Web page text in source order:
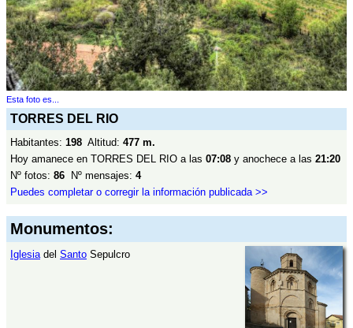
Esta foto es...
TORRES DEL RIO
Habitantes: 198 Altitud: 477 m.
Hoy amanece en TORRES DEL RIO a las 07:08 y anochece a las 21:20
Nº fotos: 86 Nº mensajes: 4
Puedes completar o corregir la información publicada >>
Monumentos:
Iglesiadel Santo Sepulcro